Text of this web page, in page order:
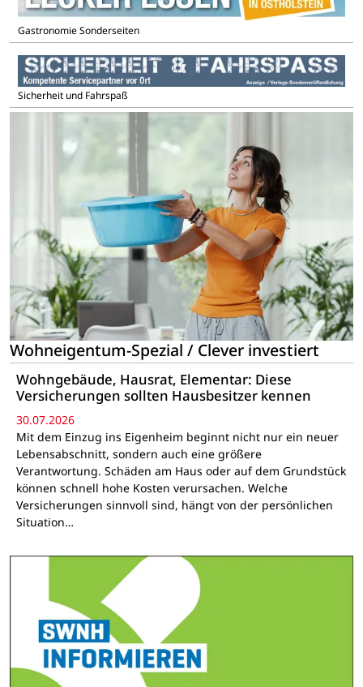
Gastronomie Sonderseiten
Sicherheit und Fahrspaß
Wohneigentum-Spezial / Clever investiert
Wohngebäude, Hausrat, Elementar: Diese
Versicherungen sollten Hausbesitzer kennen
30.07.2026
Mit dem Einzug ins Eigenheim beginnt nicht nur ein neuer
Lebensabschnitt, sondern auch eine größere
Verantwortung. Schäden am Haus oder auf dem Grundstück
können schnell hohe Kosten verursachen. Welche
Versicherungen sinnvoll sind, hängt von der persönlichen
Situation…